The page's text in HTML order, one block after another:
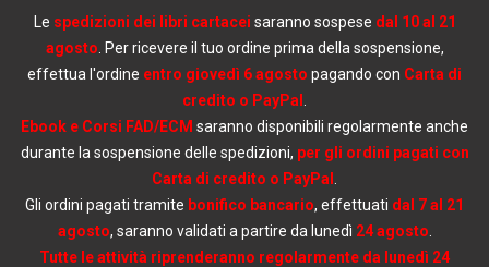
Le spedizioni dei libri cartacei saranno sospese dal 10 al 21
agosto . Per ricevere il tuo ordine prima della sospensione,
effettua l'ordine entro giovedì 6 agosto pagando con Carta di
credito o PayPal
Ebook e Corsi FAD/ECM saranno disponibili regolarmente anche
durante la sospensione delle spedizioni, per gli ordini pagati con
Carta di credito o PayPal
Gli ordini pagati tramite bonifico bancario, effettuati dal 7 al 21
agosto, saranno validati a partire da lunedì 24 agosto
Tutte le attività riprenderanno regolarmente da lunedì 24